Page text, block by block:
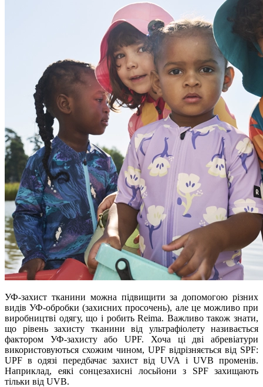
УФ-захист тканини можна підвищити за допомогою різних
видів УФ-обробки (захисних просочень), але це можливо при
виробництві одягу, що і робить Reima. Важливо також знати,
що рівень захисту тканини від ультрафіолету називається
фактором УФ-захисту або UPF. Хоча ці дві абревіатури
використовуються схожим чином, UPF відрізняється від SPF:
UPF в одязі передбачає захист від UVA і UVB променів.
Наприклад, еякі сонцезахисні лосьйони з SPF захищають
тільки від UVB.